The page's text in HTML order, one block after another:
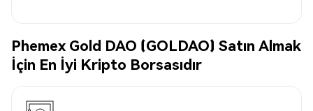
Phemex Gold DAO (GOLDAO) Satın Almak
İçin En İyi Kripto Borsasıdır